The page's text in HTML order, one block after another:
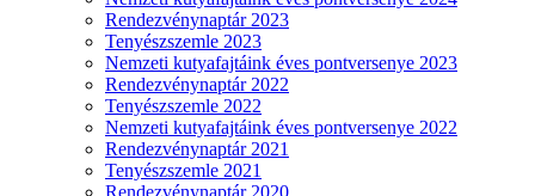
Rendezvénynaptár 2023
Tenyészszemle 2023
Nemzeti kutyafajtáink éves pontversenye 2023
Rendezvénynaptár 2022
Tenyészszemle 2022
Nemzeti kutyafajtáink éves pontversenye 2022
Rendezvénynaptár 2021
Tenyészszemle 2021
Rendezvénynaptár 2020